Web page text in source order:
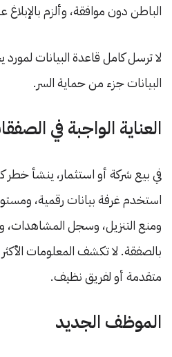
الباطن دون موافقة، وألزم
لا ترسل كامل قاعدة البيانات
البيانات جزء من حماية السر.
العناية الواجبة في
في بيع شركة أو استثمار، ينشأ
استخدم غرفة بيانات رقمية،
ومنع التنزيل، وسجل المشاهدات،
بالصفقة. لا تكشف المعلومات
متقدمة أو لفريق نظيف.
الموظف الجديد